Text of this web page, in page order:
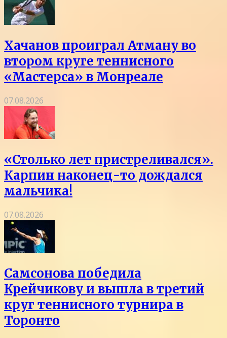
Хачанов проиграл Атману во
втором круге теннисного
«Мастерса» в Монреале
07.08.2026
«Столько лет пристреливался».
Карпин наконец-то дождался
мальчика!
07.08.2026
Самсонова победила
Крейчикову и вышла в третий
круг теннисного турнира в
Торонто